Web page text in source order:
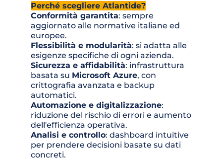
Perché scegliere Atlantide?
Conformità garantita: sempre
aggiornato alle normative italiane ed
europee.
Flessibilità e modularità: si adatta alle
esigenze specifiche di ogni azienda.
Sicurezza e affidabilità: infrastruttura
basata su Microsoft Azure, con
crittografia avanzata e backup
automatici.
Automazione e digitalizzazione:
riduzione del rischio di errori e aumento
dell'efficienza operativa.
Analisi e controllo: dashboard intuitive
per prendere decisioni basate su dati
concreti.